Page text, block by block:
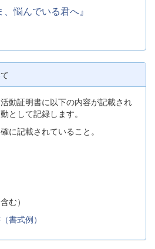
悩んでいる君へ』
動証明書に以下の内容が記載され
として記録します。
に記載されていること。
む）
書式例）